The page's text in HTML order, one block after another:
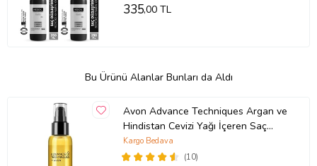
335,00 TL
Bu Ürünü Alanlar Bunları da Aldı
Avon Advance Techniques Argan ve
Hindistan Cevizi Yağı İçeren Saç
Bakım Yağı 100 Ml.
(10)
Kargo Bedava